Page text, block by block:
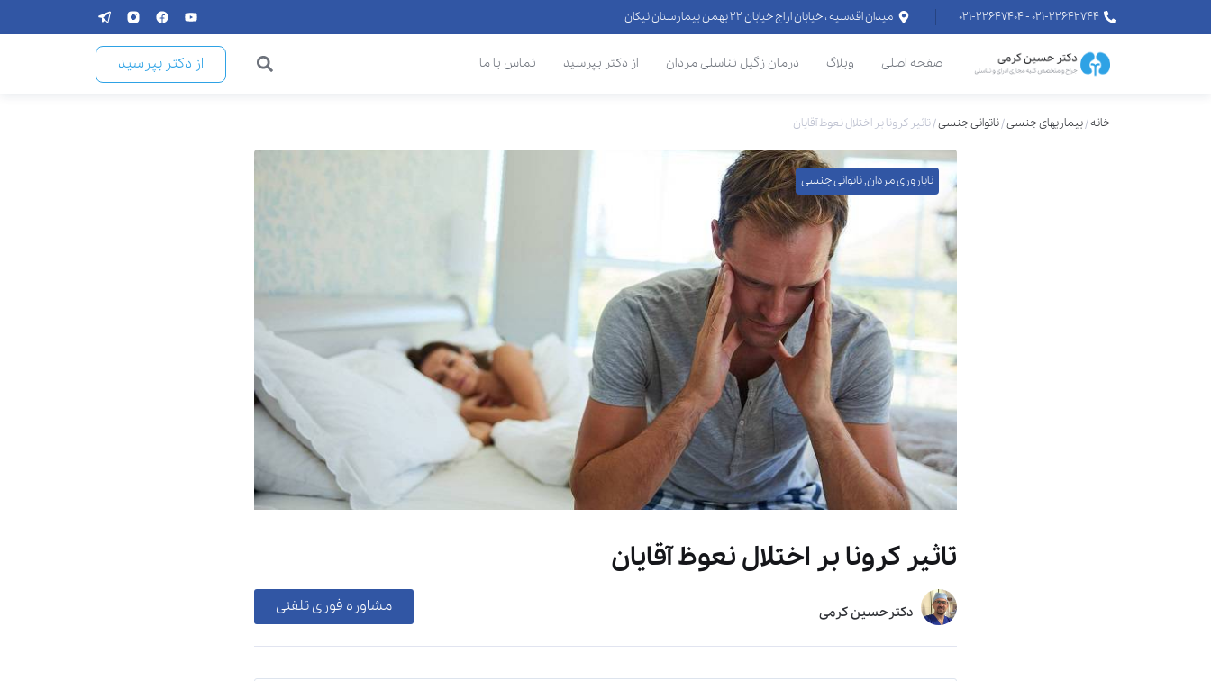
۰۲۱-۲۲۶۴۲۷۴۴ - ۰۲۱-۲۲۶۴۷۴۰۴ میدان اقدسیه ، خیابان اراج خیابان ۲۲ بهمن بیمارستان نیکان
صفحه اصلی وبلاگ درمان زگیل تناسلی مردان از دکتر بپرسید تماس با ما از دکتر بپرسید
خانه/بیماریهای جنسی/ناتوانی جنسی/تاثیر کرونا بر اختلال نعوظ آقایان
ناباروری مردان,ناتوانی جنسی
تاثیر کرونا بر اختلال نعوظ آقایان
دکترحسین کرمی مشاوره فوری تلفنی